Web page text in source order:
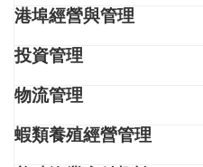
港埠經營與管理
投資管理
物流管理
蝦類養殖經營管理